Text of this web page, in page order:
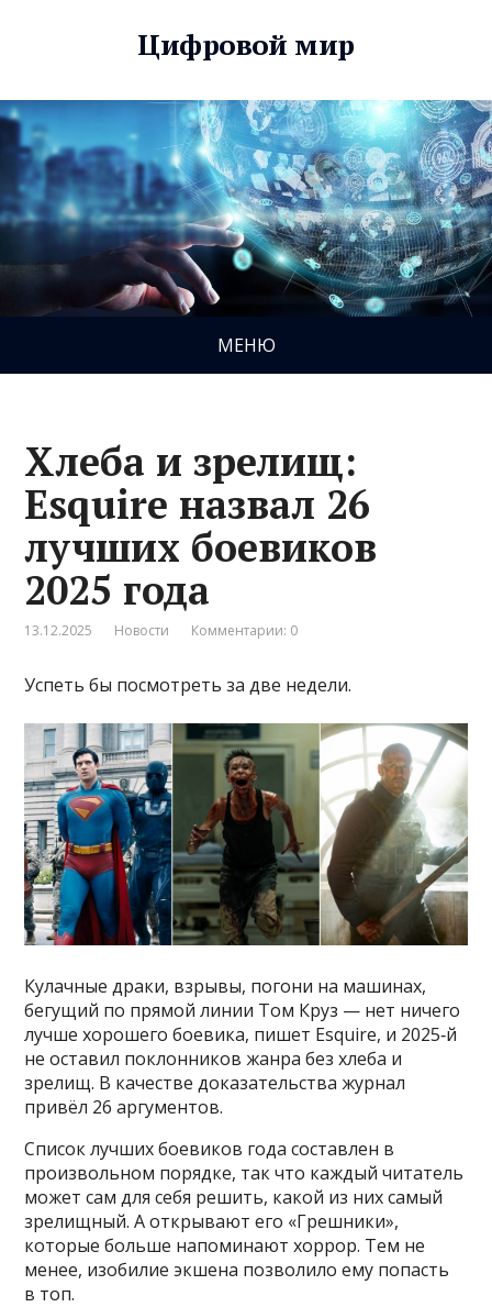
Цифровой мир
МЕНЮ
Хлеба и зрелищ:
Esquire назвал 26
лучших боевиков
2025 года
13.12.2025 Новости Комментарии: 0
Успеть бы посмотреть за две недели.
Кулачные драки, взрывы, погони на машинах,
бегущий по прямой линии Том Круз — нет ничего
лучше хорошего боевика, пишет Esquire, и 2025‑й
не оставил поклонников жанра без хлеба и
зрелищ. В качестве доказательства журнал
привёл 26 аргументов.
Список лучших боевиков года составлен в
произвольном порядке, так что каждый читатель
может сам для себя решить, какой из них самый
зрелищный. А открывают его «Грешники»,
которые больше напоминают хоррор. Тем не
менее, изобилие экшена позволило ему попасть
в топ.